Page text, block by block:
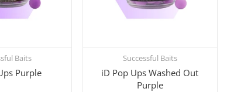
Baits
Purple
Schnellkauf
Successful Baits
iD Pop Ups Washed Out
Purple